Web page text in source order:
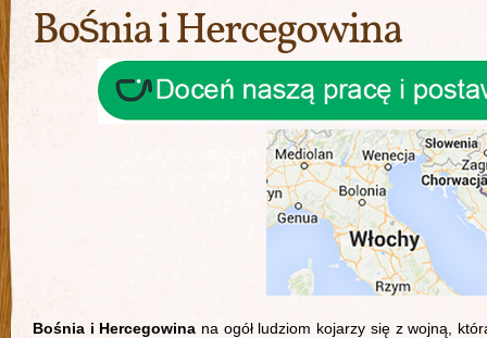
Bośnia i Hercegowina
Bośnia i Hercegowina na ogół ludziom kojarzy się z wojną,